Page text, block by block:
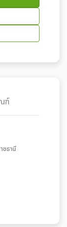
ฑ์
ชธานี